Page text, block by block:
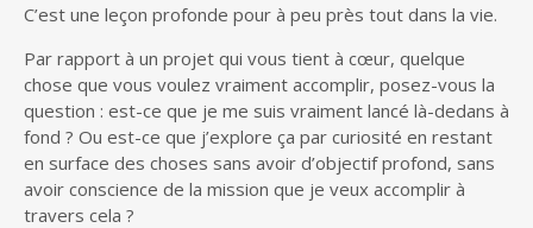
C’est une leçon profonde pour à peu près tout dans la vie.
Par rapport à un projet qui vous tient à cœur, quelque
chose que vous voulez vraiment accomplir, posez-vous la
question : est-ce que je me suis vraiment lancé là-dedans à
fond ? Ou est-ce que j’explore ça par curiosité en restant
en surface des choses sans avoir d’objectif profond, sans
avoir conscience de la mission que je veux accomplir à
travers cela ?